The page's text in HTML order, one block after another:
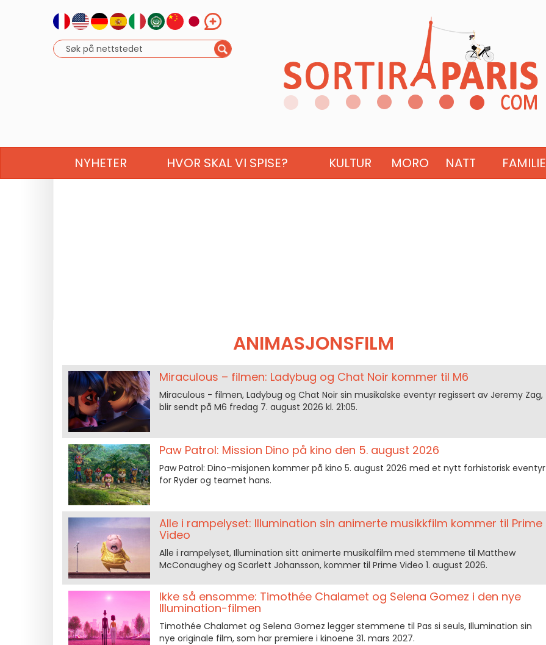
NYHETER HVOR SKAL VI SPISE? KULTUR MORO NATT FAMILIE
ANIMASJONSFILM
Miraculous – filmen: Ladybug og Chat Noir kommer til M6
Miraculous - filmen, Ladybug og Chat Noir sin musikalske eventyr regissert av Jeremy Zag,
blir sendt på M6 fredag 7. august 2026 kl. 21:05.
Paw Patrol: Mission Dino på kino den 5. august 2026
Paw Patrol: Dino-misjonen kommer på kino 5. august 2026 med et nytt forhistorisk eventyr
for Ryder og teamet hans.
Alle i rampelyset: Illumination sin animerte musikkfilm kommer til Prime
Video
Alle i rampelyset, Illumination sitt animerte musikalfilm med stemmene til Matthew
McConaughey og Scarlett Johansson, kommer til Prime Video 1. august 2026.
Ikke så ensomme: Timothée Chalamet og Selena Gomez i den nye
Illumination-filmen
Timothée Chalamet og Selena Gomez legger stemmene til Pas si seuls, Illumination sin
nye originale film, som har premiere i kinoene 31. mars 2027.